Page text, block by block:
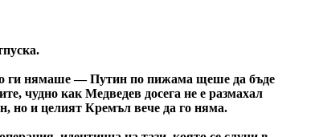
ги нямаше — Путин по пижама щеше да бъде
чудно как Медведев досега не е размахал
но и целият Кремъл вече да го няма.